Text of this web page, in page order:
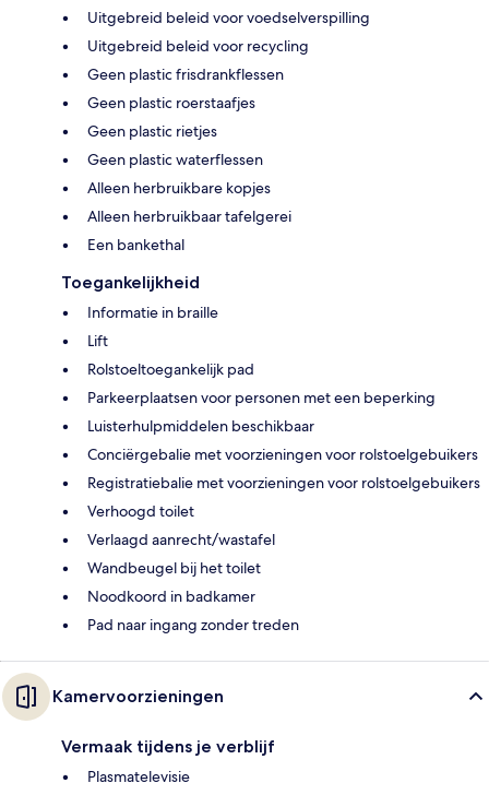
Uitgebreid beleid voor voedselverspilling
Uitgebreid beleid voor recycling
Geen plastic frisdrankflessen
Geen plastic roerstaafjes
Geen plastic rietjes
Geen plastic waterflessen
Alleen herbruikbare kopjes
Alleen herbruikbaar tafelgerei
Een bankethal
Toegankelijkheid
Informatie in braille
Lift
Rolstoeltoegankelijk pad
Parkeerplaatsen voor personen met een beperking
Luisterhulpmiddelen beschikbaar
Conciërgebalie met voorzieningen voor rolstoelgebuikers
Registratiebalie met voorzieningen voor rolstoelgebuikers
Verhoogd toilet
Verlaagd aanrecht/wastafel
Wandbeugel bij het toilet
Noodkoord in badkamer
Pad naar ingang zonder treden
Kamervoorzieningen
Vermaak tijdens je verblijf
Plasmatelevisie